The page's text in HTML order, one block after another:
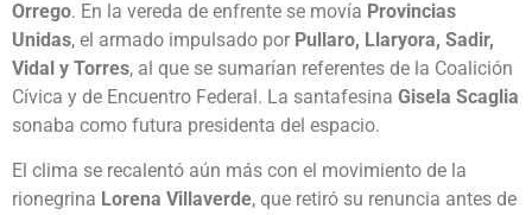
Orrego. En la vereda de enfrente se movía Provincias
Unidas, el armado impulsado por Pullaro, Llaryora, Sadir,
Vidal y Torres, al que se sumarían referentes de la Coalición
Cívica y de Encuentro Federal. La santafesina Gisela Scaglia
sonaba como futura presidenta del espacio.
El clima se recalentó aún más con el movimiento de la
rionegrina Lorena Villaverde, que retiró su renuncia antes de